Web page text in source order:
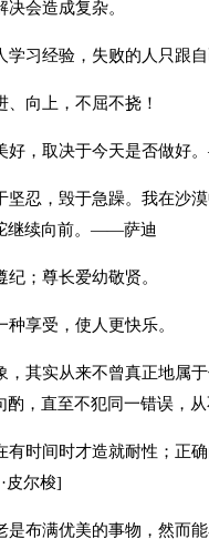
会造成复杂。
学习经验，失败的人只跟自
、向上，不屈不挠！
好，取决于今天是否做好
坚忍，毁于急躁。我在沙
继续向前。——萨迪
；尊长爱幼敬贤。
种享受，使人更快乐。
，其实从来不曾真正地属
，直至不犯同一错误，
有时间时才造就耐性；正
皮尔梭]
是布满优美的事物，然而